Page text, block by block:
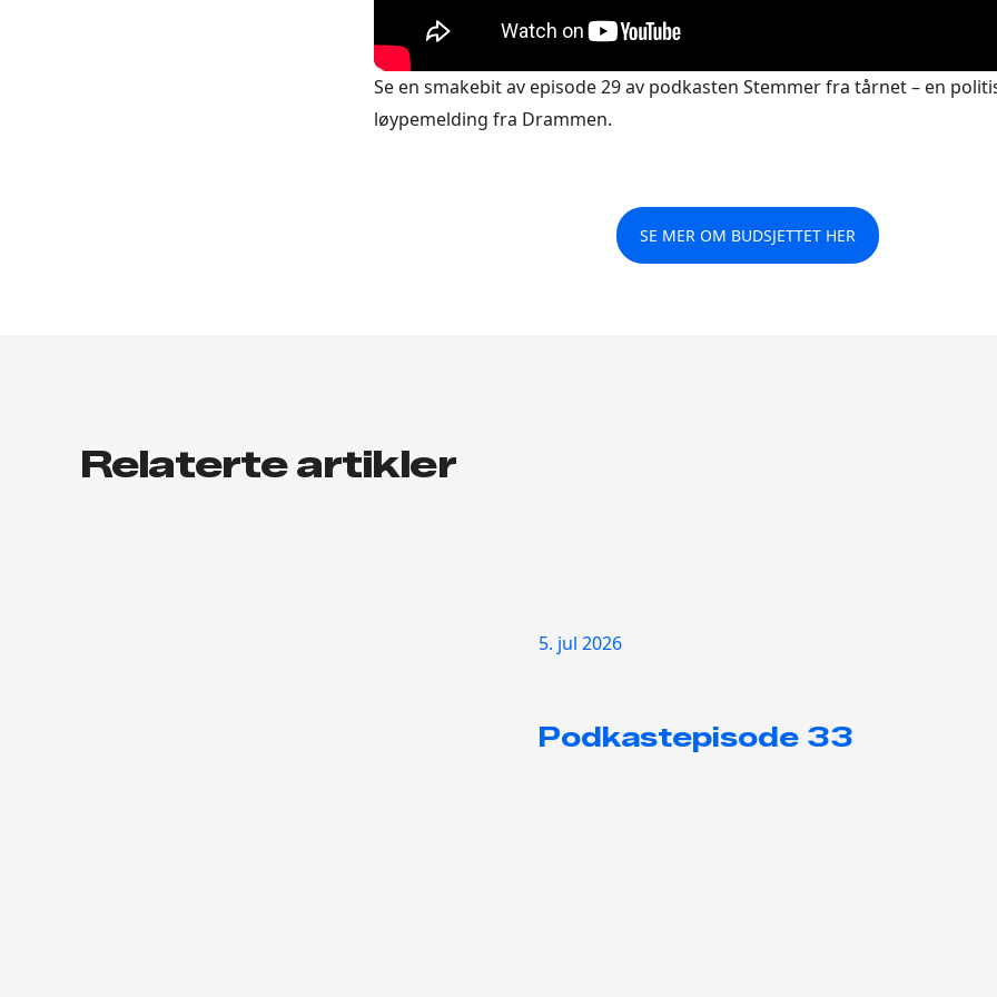
Se en smakebit av episode 29 av podkasten Stemmer fra tårnet – en
løypemelding fra Drammen.
SE MER OM BUDSJETTET HER
Relaterte artikler
5. jul 2026
Podkastepisode 33